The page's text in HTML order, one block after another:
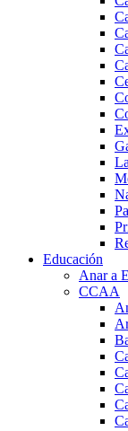
Educación
Anar a
CCAA